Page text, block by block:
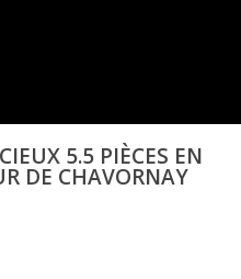
5.5 PIÈCES EN
DE CHAVORNAY